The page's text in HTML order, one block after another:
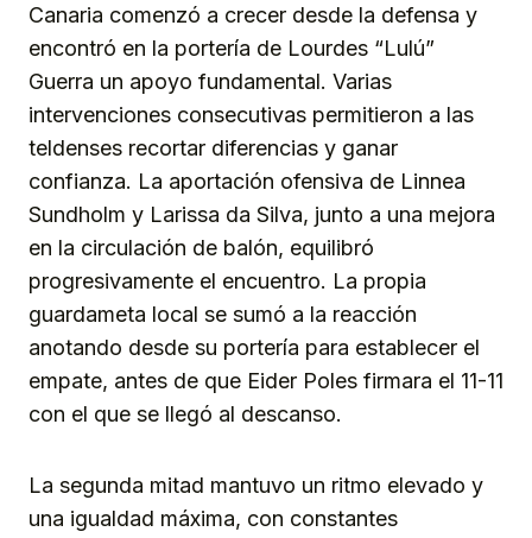
Canaria comenzó a crecer desde la defensa y
encontró en la portería de Lourdes “Lulú”
Guerra un apoyo fundamental. Varias
intervenciones consecutivas permitieron a las
teldenses recortar diferencias y ganar
confianza. La aportación ofensiva de Linnea
Sundholm y Larissa da Silva, junto a una mejora
en la circulación de balón, equilibró
progresivamente el encuentro. La propia
guardameta local se sumó a la reacción
anotando desde su portería para establecer el
empate, antes de que Eider Poles firmara el 11-11
con el que se llegó al descanso.
La segunda mitad mantuvo un ritmo elevado y
una igualdad máxima, con constantes